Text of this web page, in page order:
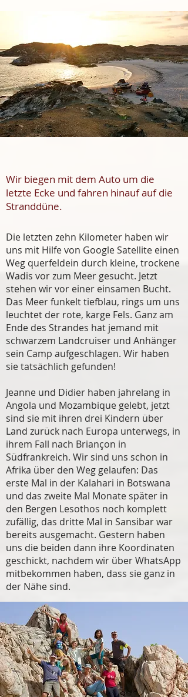
Wir biegen mit dem Auto um die
letzte Ecke und fahren hinauf auf die
Stranddüne.
Die letzten zehn Kilometer haben wir
uns mit Hilfe von Google Satellite einen
Weg querfeldein durch kleine, trockene
Wadis vor zum Meer gesucht. Jetzt
stehen wir vor einer einsamen Bucht.
Das Meer funkelt tiefblau, rings um uns
leuchtet der rote, karge Fels. Ganz am
Ende des Strandes hat jemand mit
schwarzem Landcruiser und Anhänger
sein Camp aufgeschlagen. Wir haben
sie tatsächlich gefunden!
Jeanne und Didier haben jahrelang in
Angola und Mozambique gelebt, jetzt
sind sie mit ihren drei Kindern über
Land zurück nach Europa unterwegs, in
ihrem Fall nach Briançon in
Südfrankreich. Wir sind uns schon in
Afrika über den Weg gelaufen: Das
erste Mal in der Kalahari in Botswana
und das zweite Mal Monate später in
den Bergen Lesothos noch komplett
zufällig, das dritte Mal in Sansibar war
bereits ausgemacht. Gestern haben
uns die beiden dann ihre Koordinaten
geschickt, nachdem wir über WhatsApp
mitbekommen haben, dass sie ganz in
der Nähe sind.